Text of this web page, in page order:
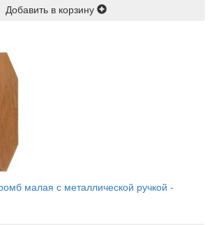
Добавить в корзину
малая с металлической ручкой -